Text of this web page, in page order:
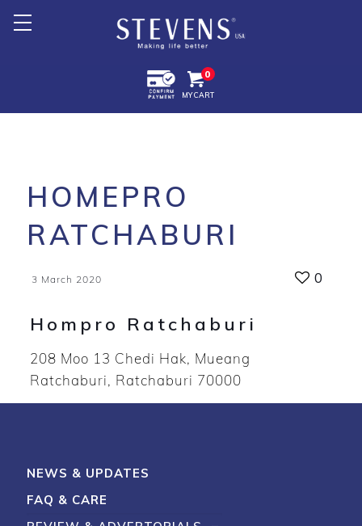
0
MY CART
HOMEPRO
RATCHABURI
0
3 March 2020
Hompro Ratchaburi
208 Moo 13 Chedi Hak, Mueang
Ratchaburi, Ratchaburi 70000
NEWS & UPDATES
FAQ & CARE
Export +
Store Location